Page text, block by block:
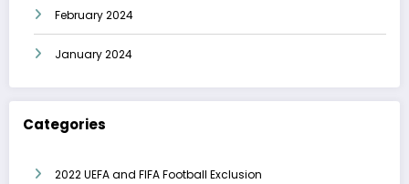
February 2024
January 2024
Categories
2022 UEFA and FIFA Football Exclusion